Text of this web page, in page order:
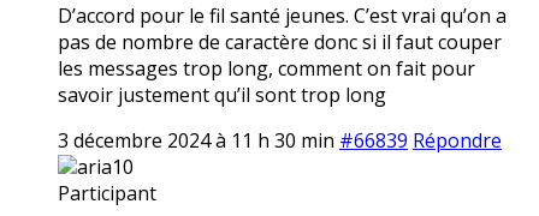
D’accord pour le fil santé jeunes. C’est vrai qu’on a
pas de nombre de caractère donc si il faut couper
les messages trop long, comment on fait pour
savoir justement qu’il sont trop long
3 décembre 2024 à 11 h 30 min #66839 Répondre
aria10
Participant